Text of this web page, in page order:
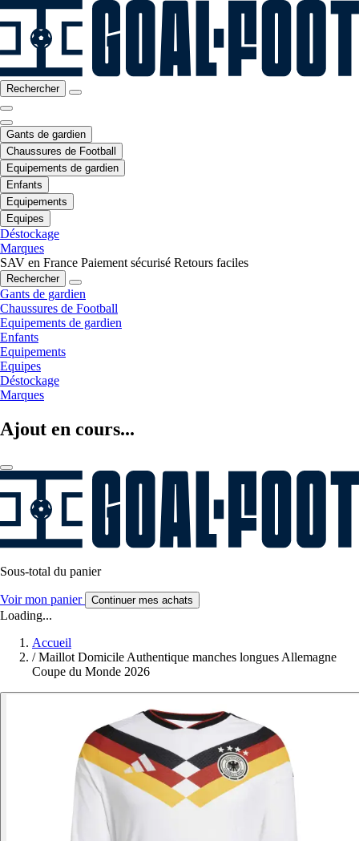
Rechercher
Gants de gardien
Chaussures de Football
Equipements de gardien
Enfants
Equipements
Equipes
Déstockage
Marques
SAV en France Paiement sécurisé Retours faciles
Rechercher
Gants de gardien
Chaussures de Football
Equipements de gardien
Enfants
Equipements
Equipes
Déstockage
Marques
Ajout en cours...
Sous-total du panier
Voir mon panier Continuer mes achats
Loading...
Accueil
/ Maillot Domicile Authentique manches longues Allemagne
Coupe du Monde 2026